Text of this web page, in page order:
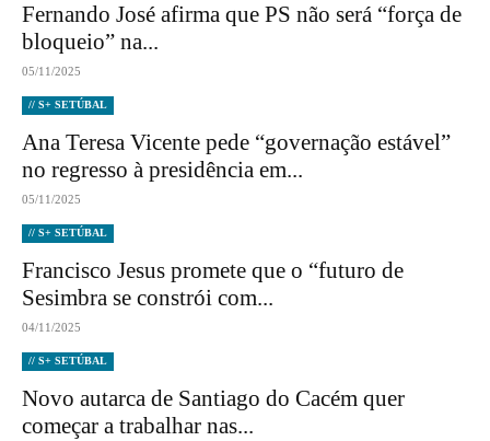
Fernando José afirma que PS não será “força de
bloqueio” na...
05/11/2025
// S+ SETÚBAL
Ana Teresa Vicente pede “governação estável”
no regresso à presidência em...
05/11/2025
// S+ SETÚBAL
Francisco Jesus promete que o “futuro de
Sesimbra se constrói com...
04/11/2025
// S+ SETÚBAL
Novo autarca de Santiago do Cacém quer
começar a trabalhar nas...